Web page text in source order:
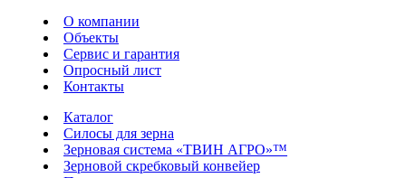
О компании
Объекты
Сервис и гарантия
Опросный лист
Контакты
Каталог
Силосы для зерна
Зерновая система «ТВИН АГРО»™
Зерновой скребковый конвейер